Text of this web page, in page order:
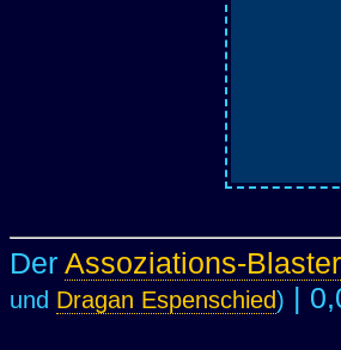
Der Assoziations-Blaster
und Dragan Espenschied) |